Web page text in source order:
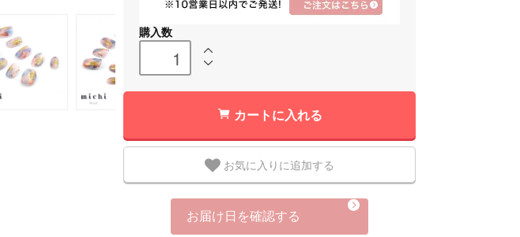
購入数
カートに入れる
お気に入りに追加する
お届け日を確認する